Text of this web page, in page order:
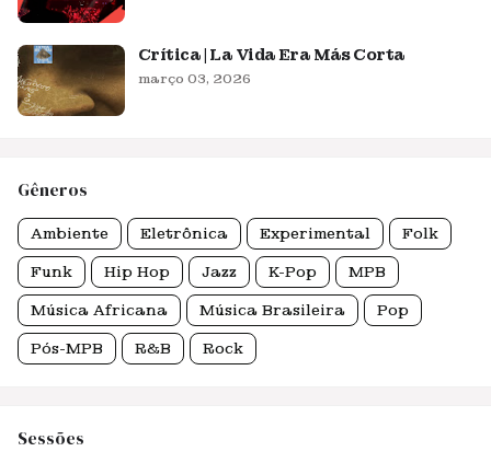
Crítica | La Vida Era Más Corta
março 03, 2026
Gêneros
Ambiente Eletrônica Experimental Folk
Funk Hip Hop Jazz K-Pop MPB
Música Africana Música Brasileira Pop
Pós-MPB R&B Rock
Sessões